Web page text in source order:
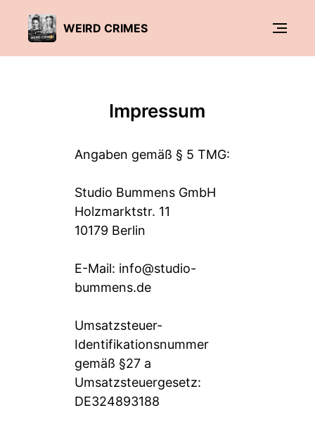
WEIRD CRIMES
Impressum
Angaben gemäß § 5 TMG:
Studio Bummens GmbH
Holzmarktstr. 11
10179 Berlin
E-Mail: info@studio-
bummens.de
Umsatzsteuer-
Identifikationsnummer
gemäß §27 a
Umsatzsteuergesetz:
DE324893188